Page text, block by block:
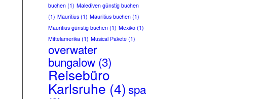
buchen (1) Malediven günstig buchen
(1) Mauritius (1) Mauritius buchen (1)
Mauritius günstig buchen (1) Mexiko (1)
Mittelamerika (1) Musical Pakete (1)
overwater
bungalow (3)
Reisebüro
Karlsruhe (4)spa